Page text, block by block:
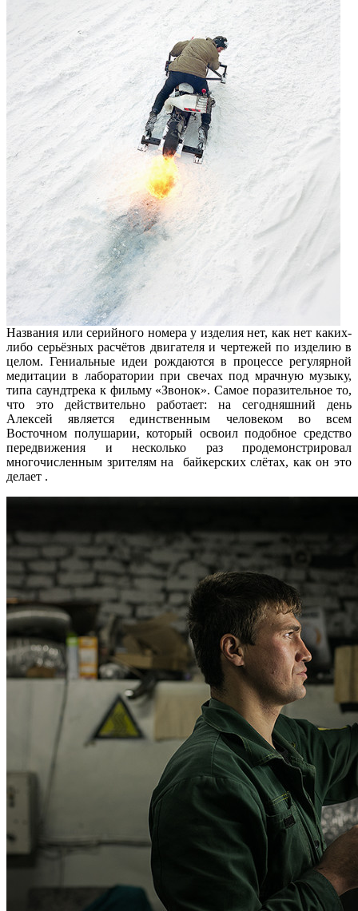
Названия или серийного номера у изделия нет, как нет каких-
либо серьёзных расчётов двигателя и чертежей по изделию в
целом. Гениальные идеи рождаются в процессе регулярной
медитации в лаборатории при свечах под мрачную музыку,
типа саундтрека к фильму «Звонок». Самое поразительное то,
что это действительно работает: на сегодняшний день
Алексей является единственным человеком во всем
Восточном полушарии, который освоил подобное средство
передвижения и несколько раз продемонстрировал
многочисленным зрителям на байкерских слётах, как он это
делает .